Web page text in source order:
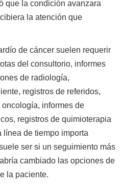
que la condición avanzara
la atención que
de cáncer suelen requerir
del consultorio, informes
de radiología,
registros de referidos,
informes de
registros de quimioterapia
línea de tiempo importa
ser si un seguimiento más
cambiado las opciones de
la paciente.